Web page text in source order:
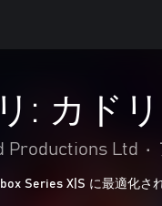
: カド
Productions Ltd •
Series X|S に最適化さ